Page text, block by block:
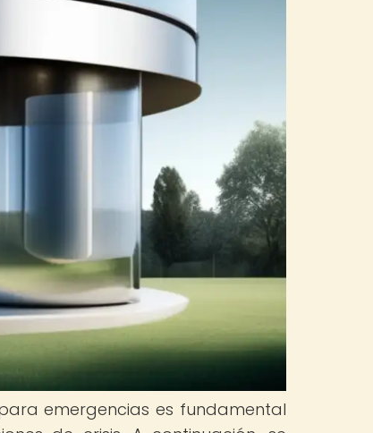
emergencias es fundamental